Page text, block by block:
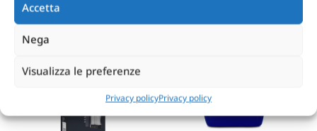
Accetta
Nega
Visualizza le preferenze
Privacy policyPrivacy policy